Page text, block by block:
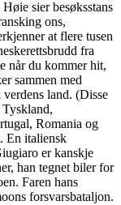
sier besøksstans
ons,
at flere tusen
fra
når du kommer hit,
sammen med
verdens land. (Disse
Romania og
En italiensk
er kanskje
han tegnet biler for
Faren hans
forsvarsbataljon.